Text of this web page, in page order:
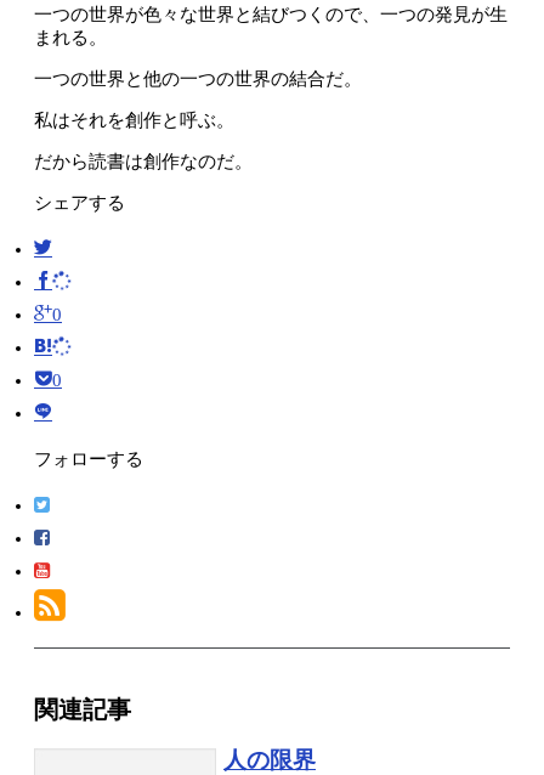
一つの世界が色々な世界と結びつくので、一つの発見が生
まれる。
一つの世界と他の一つの世界の結合だ。
私はそれを創作と呼ぶ。
だから読書は創作なのだ。
シェアする
0
0
フォローする
関連記事
人の限界